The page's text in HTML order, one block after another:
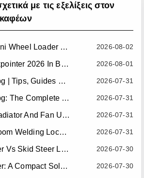
με τις εξελίξεις στον
2026-08-02
China Leading Mini Wheel Loader Supplier: Reliable Compact Wheel Loaders For Global Markets
2026-08-01
Meet RIPPA At Expointer 2026 In Brazil
2026-07-31
Wheel Loader Blog | Tips, Guides & Attachments
2026-07-31
Wheel Loader Blog: The Complete Guide To Wheel Loaders For Construction, Agriculture, And Material Handling
2026-07-31
RIPPA RS06-3 Radiator And Fan Upgrade — Effective July 10, 2026
2026-07-31
RIPPA RS06-3 Boom Welding Locating Bar Optimization — Effective July 15, 2026
2026-07-30
Mini Wheel Loader Vs Skid Steer Loader: Which Compact Machine Is Better For Your Business?
2026-07-30
Mini Wheel Loader: A Compact Solution For Efficient Material Handling